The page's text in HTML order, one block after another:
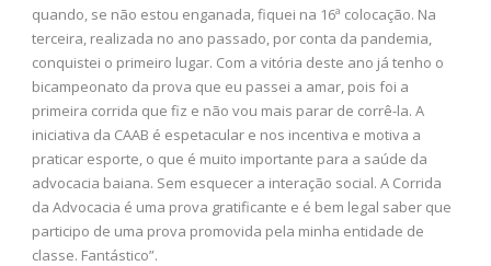
quando, se não estou enganada, fiquei na 16ª colocação. Na
terceira, realizada no ano passado, por conta da pandemia,
conquistei o primeiro lugar. Com a vitória deste ano já tenho o
bicampeonato da prova que eu passei a amar, pois foi a
primeira corrida que fiz e não vou mais parar de corrê-la. A
iniciativa da CAAB é espetacular e nos incentiva e motiva a
praticar esporte, o que é muito importante para a saúde da
advocacia baiana. Sem esquecer a interação social. A Corrida
da Advocacia é uma prova gratificante e é bem legal saber que
participo de uma prova promovida pela minha entidade de
classe. Fantástico”.